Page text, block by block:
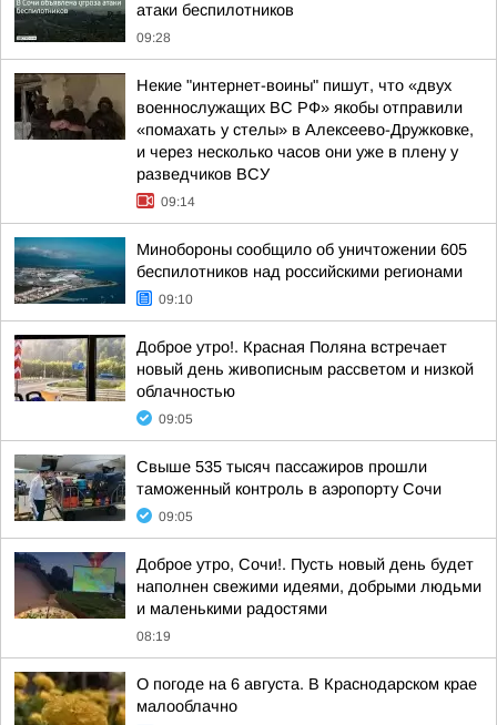
атаки беспилотников
09:28
Некие "интернет-воины" пишут, что «двух
военнослужащих ВС РФ» якобы отправили
«помахать у стелы» в Алексеево-Дружковке,
и через несколько часов они уже в плену у
разведчиков ВСУ
09:14
Минобороны сообщило об уничтожении 605
беспилотников над российскими регионами
09:10
Доброе утро!. Красная Поляна встречает
новый день живописным рассветом и низкой
облачностью
09:05
Свыше 535 тысяч пассажиров прошли
таможенный контроль в аэропорту Сочи
09:05
Доброе утро, Сочи!. Пусть новый день будет
наполнен свежими идеями, добрыми людьми
и маленькими радостями
08:19
О погоде на 6 августа. В Краснодарском крае
малооблачно